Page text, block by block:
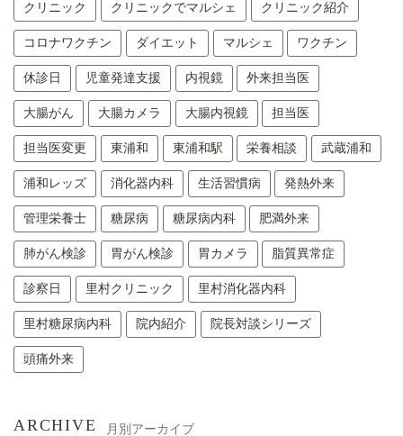
クリニック クリニックでマルシェ クリニック紹介
コロナワクチン ダイエット マルシェ ワクチン
休診日 児童発達支援 内視鏡 外来担当医
大腸がん 大腸カメラ 大腸内視鏡 担当医
担当医変更 東浦和 東浦和駅 栄養相談 武蔵浦和
浦和レッズ 消化器内科 生活習慣病 発熱外来
管理栄養士 糖尿病 糖尿病内科 肥満外来
肺がん検診 胃がん検診 胃カメラ 脂質異常症
診察日 里村クリニック 里村消化器内科
里村糖尿病内科 院内紹介 院長対談シリーズ
頭痛外来
ARCHIVE 月別アーカイブ